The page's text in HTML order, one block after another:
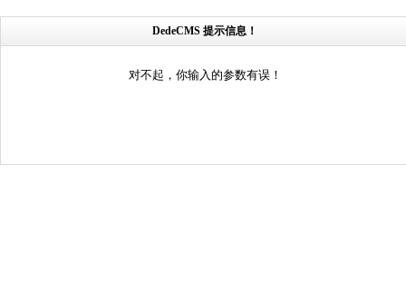
DedeCMS 提示信息！
对不起，你输入的参数有误！